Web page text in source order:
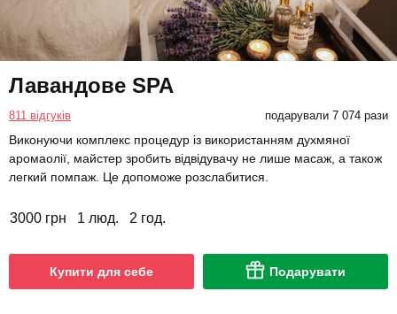
Лавандове SPA
811 відгуків подарували 7 074 рази
Виконуючи комплекс процедур із використанням духмяної
аромаолії, майстер зробить відвідувачу не лише масаж, а також
легкий помпаж. Це допоможе розслабитися.
3000 грн 1 люд. 2 год.
Купити для себе Подарувати